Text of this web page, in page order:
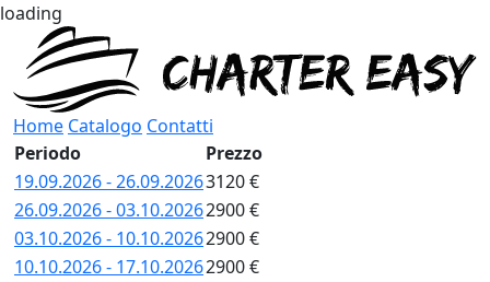
loading
Home Catalogo Contatti
Periodo
Prezzo
19.09.2026 - 26.09.20263120 €
26.09.2026 - 03.10.20262900 €
03.10.2026 - 10.10.20262900 €
10.10.2026 - 17.10.20262900 €